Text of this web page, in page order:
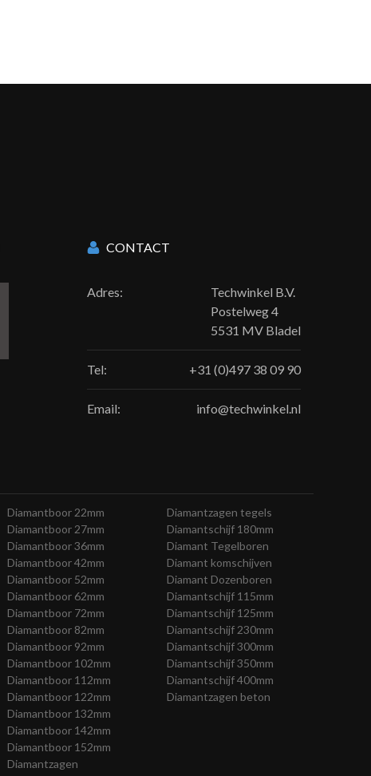
CONTACT
Adres:
Techwinkel B.V.
Postelweg 4
5531 MV Bladel
Tel: +31 (0)497 38 09 90
Email: info@techwinkel.nl
Diamantboor 22mm
Diamantboor 27mm
Diamantboor 36mm
Diamantboor 42mm
Diamantboor 52mm
Diamantboor 62mm
Diamantboor 72mm
Diamantboor 82mm
Diamantboor 92mm
Diamantboor 102mm
Diamantboor 112mm
Diamantboor 122mm
Diamantboor 132mm
Diamantboor 142mm
Diamantboor 152mm
Diamantzagen
Diamantzagen tegels
Diamantschijf 180mm
Diamant Tegelboren
Diamant komschijven
Diamant Dozenboren
Diamantschijf 115mm
Diamantschijf 125mm
Diamantschijf 230mm
Diamantschijf 300mm
Diamantschijf 350mm
Diamantschijf 400mm
Diamantzagen beton